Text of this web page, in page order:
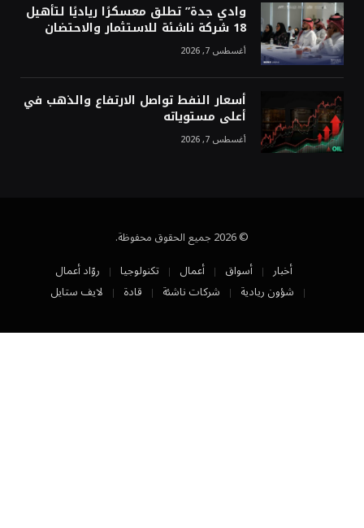
وادي جدة” تطلق معسكرًا رياديًا لتأهيل
18 شركة ناشئة للاستثمار والاحتضان
أغسطس 7, 2026
أسعار النفط تواصل الارتفاع والذهب في
أعلى مستوياته
أغسطس 7, 2026
© 2026 جميع الحقوق محفوظة.
أخبار
أسواق أعمال تكنولوجيا
روّاد أعمال
شؤون ريادية
شركات ناشئة قادة لايف ستايل